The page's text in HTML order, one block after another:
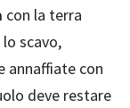
con la terra
scavo,
annaffiate con
deve restare